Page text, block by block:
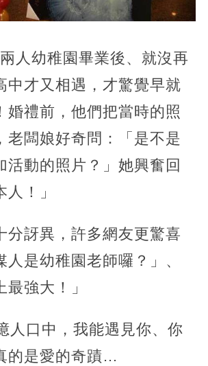
人幼稚園畢業後、就沒再
中才又相遇，才驚覺早就
婚禮前，他們把當時的照
老闆娘好奇問：「是不是
活動的照片？」她興奮回
！」
分訝異，許多網友更驚喜
人是幼稚園老師囉？」、
最強大！」
人口中，我能遇見你、你
的是愛的奇蹟…